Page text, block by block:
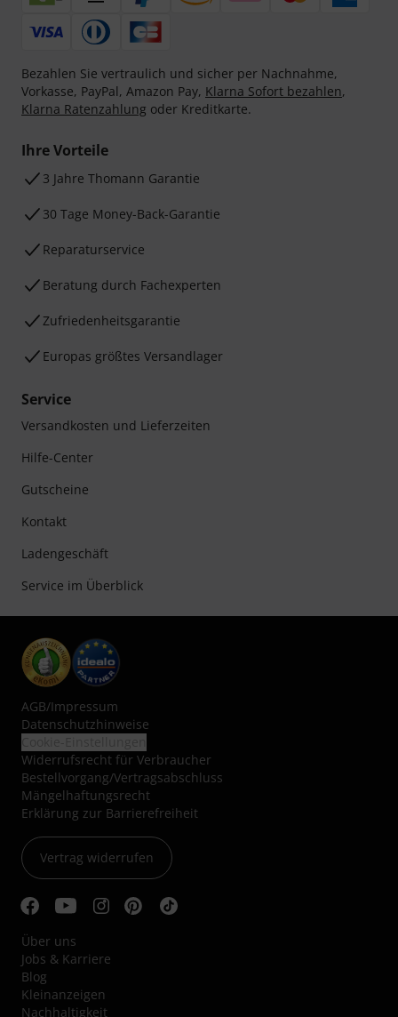
Bezahlen Sie vertraulich und sicher per Nachnahme,
Vorkasse, PayPal, Amazon Pay, Klarna Sofort bezahlen,
Klarna Ratenzahlung oder Kreditkarte.
Ihre Vorteile
3 Jahre Thomann Garantie
30 Tage Money-Back-Garantie
Reparaturservice
Beratung durch Fachexperten
Zufriedenheitsgarantie
Europas größtes Versandlager
Service
Versandkosten und Lieferzeiten
Hilfe-Center
Gutscheine
Kontakt
Ladengeschäft
Service im Überblick
AGB/Impressum
Datenschutzhinweise
Widerrufsrecht für Verbraucher
Bestellvorgang/Vertragsabschluss
Mängelhaftungsrecht
Erklärung zur Barrierefreiheit
Vertrag widerrufen
Über uns
Jobs & Karriere
Blog
Kleinanzeigen
Nachhaltigkeit